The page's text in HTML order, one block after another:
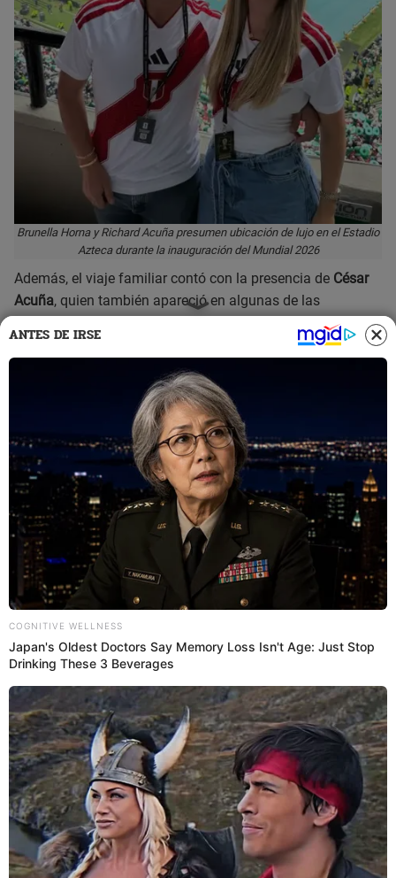
Brunella Horna y Richard Acuña presumen ubicación de lujo en el Estadio
Azteca durante la inauguración del Mundial 2026
Además, el viaje familiar contó con la presencia de César
Acuña, quien también apareció en algunas de las
fotografías difundidas durante el evento. Desde una
ubicación privilegiada dentro del recinto deportivo, los tres
siguieron de cerca cada detalle de la ceremonia que marcó
el inicio oficial del campeonato.
ANTES DE IRSE